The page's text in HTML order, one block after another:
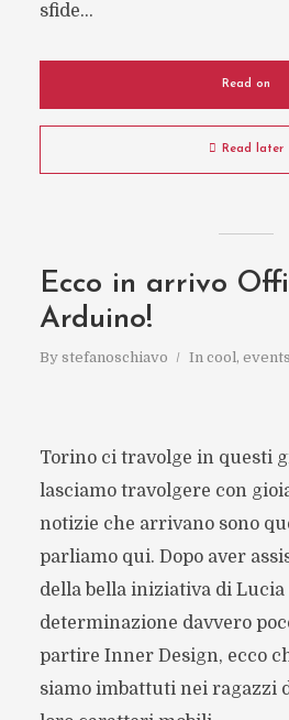
sfide...
Read on
Read later
Ecco in arrivo
Arduino!
By stefanoschiavo In cool, events
Torino ci travolge in questi
lasciamo travolgere con
notizie che arrivano sono
parliamo qui. Dopo aver
della bella iniziativa di Lucia
determinazione davvero
partire Inner Design, ecco
siamo imbattuti nei ragazzi